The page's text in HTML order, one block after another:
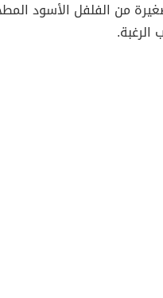
من الفلفل الأسود